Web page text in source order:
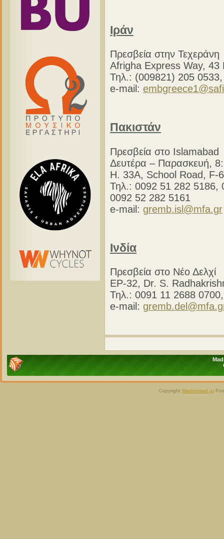
Ιράν
Πρεσβεία στην Τεχεράνη
Afrigha Express Way, 43
Τηλ.: (009821) 205
e-mail:
Πακιστάν
Πρεσβεία στο Islamabad
Δευτέρα – Παρασκευή,
H. 33A, School Road, F-
Τηλ.: 0092 51 282 5186,
0092 52 282 5161
e-mail: gremb.isl@mfa.gr
Ινδία
Πρεσβεία στο Νέο Δελχί
EP-32, Dr. S.
Τηλ.: 0091 11 2688
e-mail:
Copyright Madnomad.gr